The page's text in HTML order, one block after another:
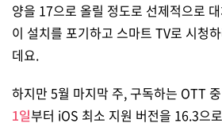
양을 17으로 올릴 정도로 선제적으로
이 설치를 포기하고 스마트 TV로 시청
데요.
하지만 5월 마지막 주, 구독하는 OTT
1일부터 iOS 최소 지원 버전을 16.3으